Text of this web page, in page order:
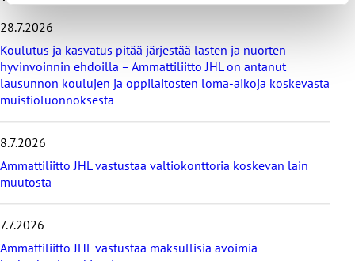
h
i
t
a
v
i
i
i
s
i
ä
t
28.7.2026
Koulutus ja kasvatus pitää järjestää lasten ja nuorten
hyvinvoinnin ehdoilla – Ammattiliitto JHL on antanut
lausunnon koulujen ja oppilaitosten loma-aikoja koskevasta
muistioluonnoksesta
8.7.2026
Ammattiliitto JHL vastustaa valtiokonttoria koskevan lain
muutosta
7.7.2026
Ammattiliitto JHL vastustaa maksullisia avoimia